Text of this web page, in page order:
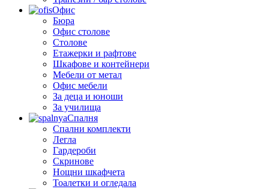
Офис
Бюра
Офис столове
Столове
Етажерки и рафтове
Шкафове и контейнери
Мебели от метал
Офис мебели
За деца и юноши
За училища
Спалня
Спални комплекти
Легла
Гардероби
Скринове
Нощни шкафчета
Тоалетки и огледала